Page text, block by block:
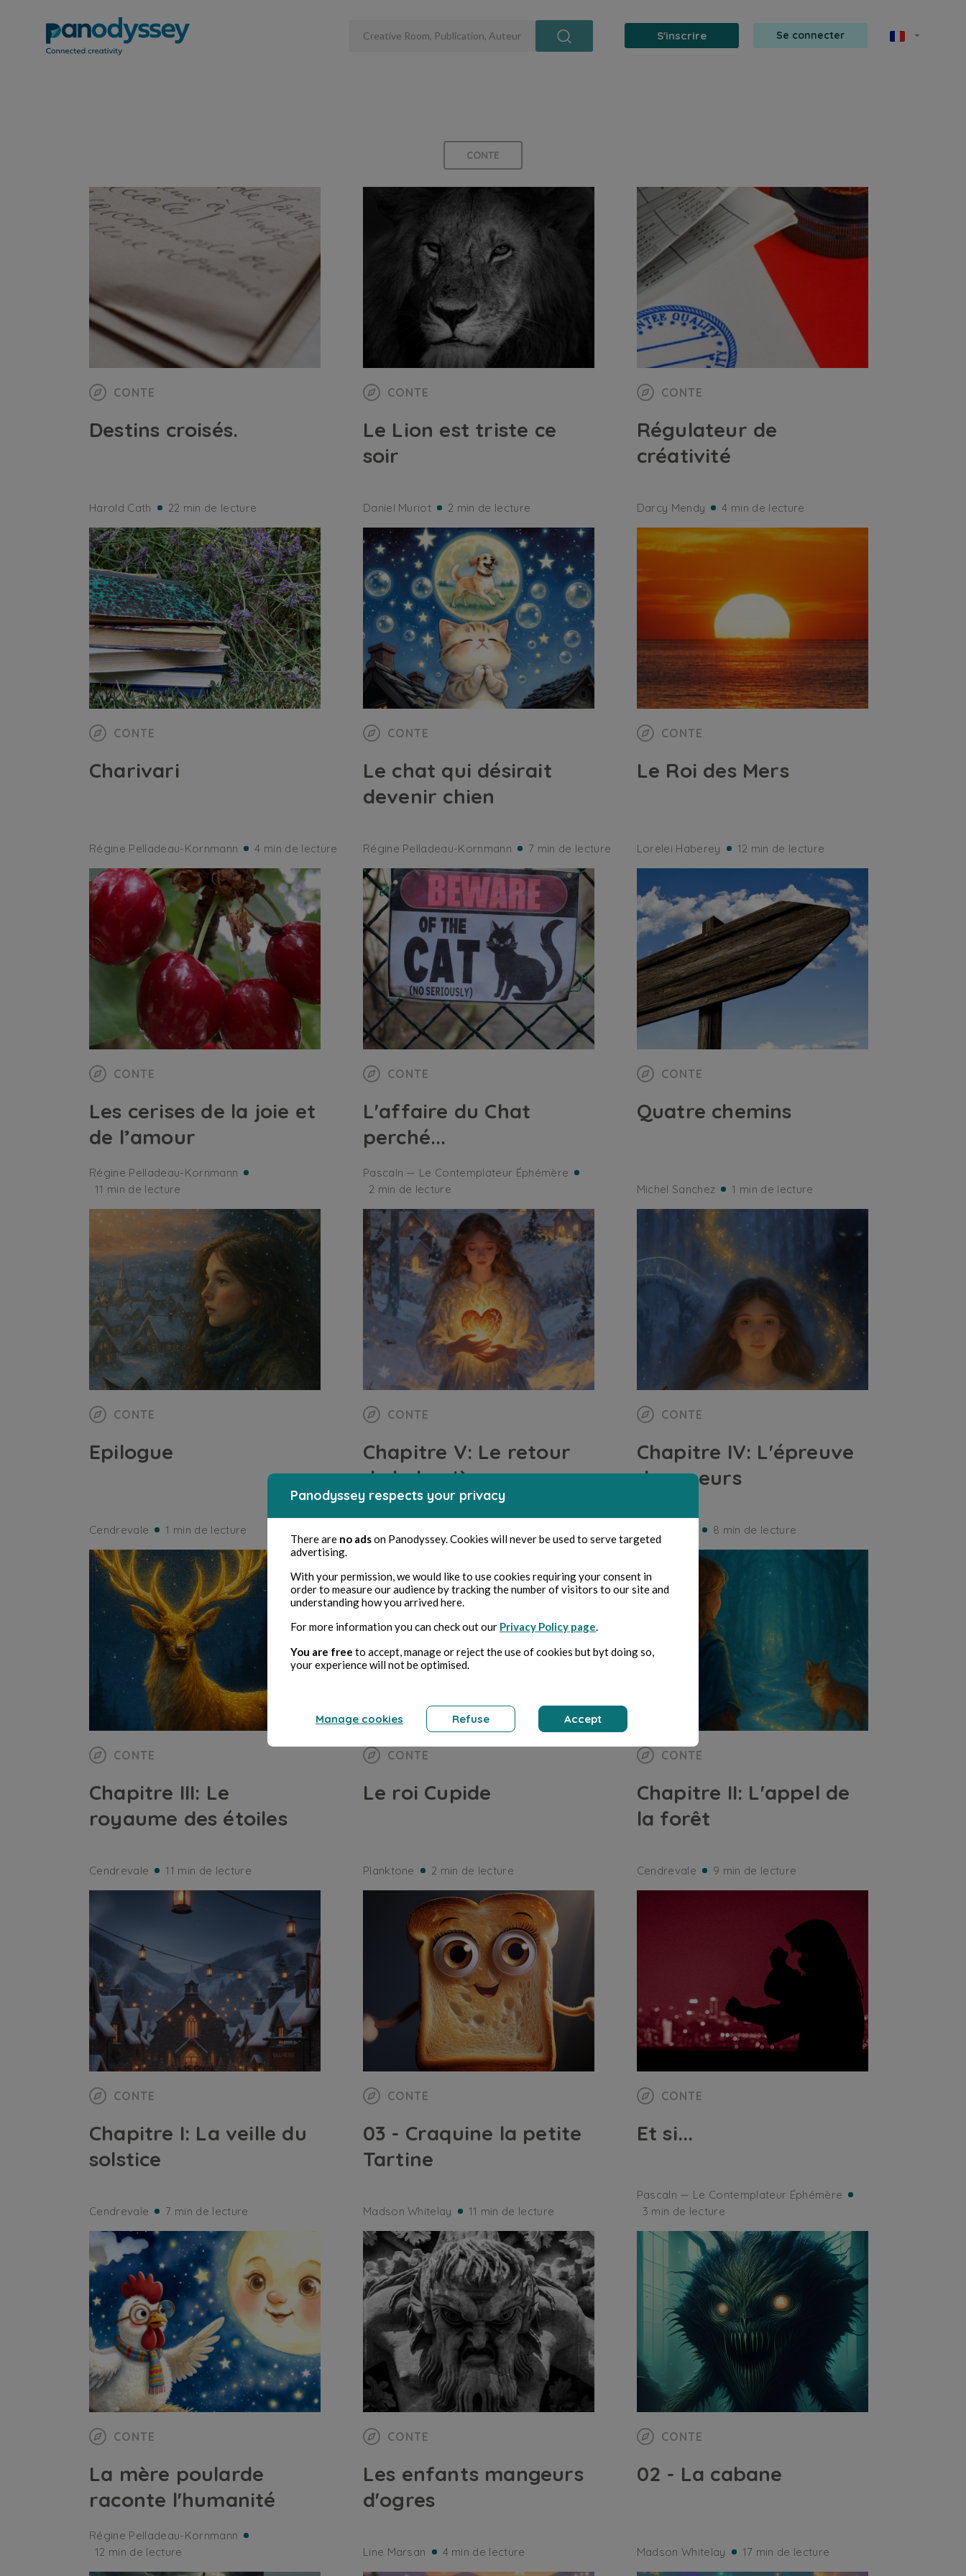
S'inscrire Se connecter
CONTE
CONTE
Destins croisés.
Harold Cath 22 min de lecture
CONTE
Le Lion est triste ce
soir
Daniel Muriot 2 min de lecture
CONTE
Régulateur de
créativité
Darcy Mendy 4 min de lecture
CONTE
Charivari
Régine Pelladeau-Kornmann 4 min de lecture
CONTE
Le chat qui désirait
devenir chien
Régine Pelladeau-Kornmann 7 min de lecture
CONTE
Le Roi des Mers
Lorelei Haberey 12 min de lecture
CONTE
Les cerises de la joie et
de l’amour
Régine Pelladeau-Kornmann
11 min de lecture
CONTE
L'affaire du Chat
perché...
Pascaln — Le Contemplateur Éphémère
2 min de lecture
CONTE
Quatre chemins
Michel Sanchez 1 min de lecture
CONTE
Epilogue
Cendrevale 1 min de lecture
CONTE
Chapitre V: Le retour
de la lumière
CONTE
Chapitre IV: L'épreuve
des coeurs
8 min de lecture
CONTE
Chapitre III: Le
royaume des étoiles
Cendrevale 11 min de lecture
CONTE
Le roi Cupide
Planktone 2 min de lecture
CONTE
Chapitre II: L'appel de
la forêt
Cendrevale 9 min de lecture
CONTE
Chapitre I: La veille du
solstice
Cendrevale 7 min de lecture
CONTE
03 - Craquine la petite
Tartine
Madson Whitelay 11 min de lecture
CONTE
Et si...
Pascaln — Le Contemplateur Éphémère
3 min de lecture
CONTE
La mère poularde
raconte l'humanité
Régine Pelladeau-Kornmann
12 min de lecture
CONTE
Les enfants mangeurs
d'ogres
Line Marsan 4 min de lecture
CONTE
02 - La cabane
Madson Whitelay 17 min de lecture
Panodyssey respects your privacy
There are no adson Panodyssey. Cookies will never be used to serve targeted
advertising.
With your permission, we would like to use cookies requiring your consent in
order to measure our audience by tracking the number of visitors to our site and
understanding how you arrived here.
For more information you can check out our Privacy Policy page.
You are free to accept, manage or reject the use of cookies but byt doing so,
your experience will not be optimised.
Manage cookies Refuse Accept